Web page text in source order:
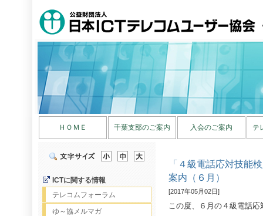
ＨＯＭＥ 千葉支部のご案内 入会のご案内 テ
ICTに関する情報
テレコムフォーラム
ゆ～協メルマガ
「４級電話応対技能
案内（６月）
[2017年05月02日]
この度、６月の４級電話